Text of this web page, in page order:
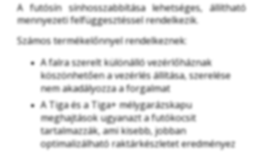
A futósín sínhosszabbítása lehetséges, állítható
mennyezeti felfüggesztéssel rendelkezik.
Számos termékelőnnyel rendelkeznek:
A falra szerelt különálló vezérlőháznak
köszönhetően a vezérlés állítása, szerelése
nem akadályozza a forgalmat
A Tiga és a Tiga+ mélygarázskapu
meghajtások ugyanazt a futókocsit
tartalmazzák, ami kisebb, jobban
optimalizálható raktárkészletet eredményez